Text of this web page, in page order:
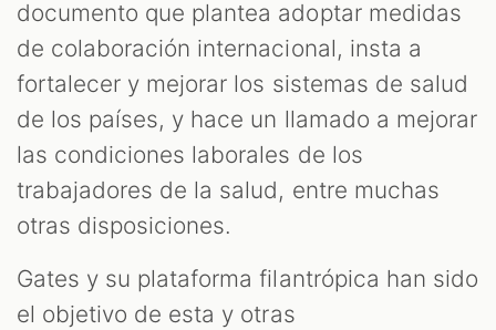
documento que plantea adoptar medidas
de colaboración internacional, insta a
fortalecer y mejorar los sistemas de salud
de los países, y hace un llamado a mejorar
las condiciones laborales de los
trabajadores de la salud, entre muchas
otras disposiciones.
Gates y su plataforma filantrópica han sido
el objetivo de esta y otras